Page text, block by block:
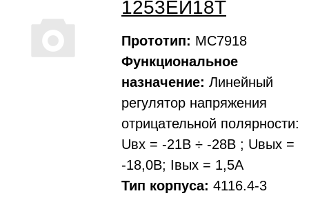
1253ЕИ18Т
Прототип: МС7918
Функциональное
назначение: Линейный
регулятор напряжения
отрицательной полярности:
Uвх = -21В ÷ -28В ; Uвых =
-18,0В; Iвых = 1,5А
Тип корпуса: 4116.4-3